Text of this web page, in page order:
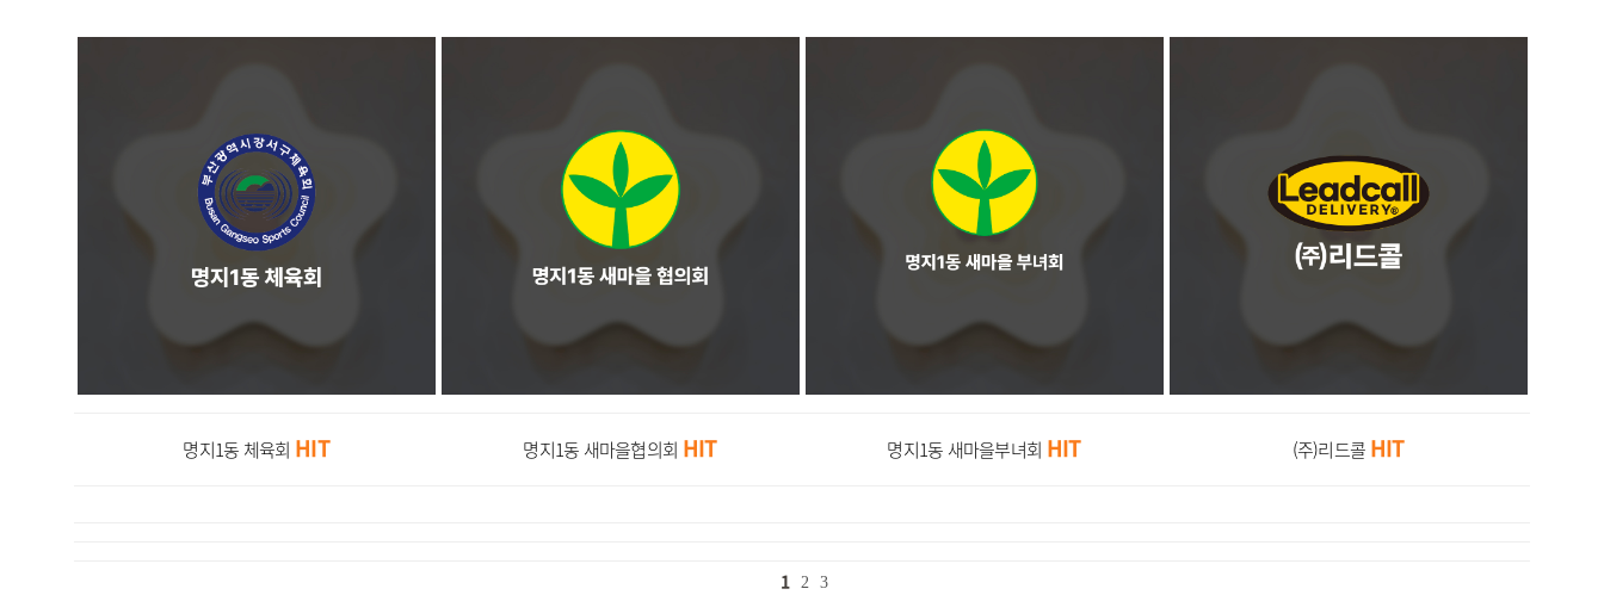
명지1동 체육회 HIT 명지1동 새마을협의회 HIT 명지1동 새마을부녀회 HIT (주)리드콜 HIT
1 2 3